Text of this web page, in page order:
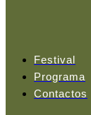
Festival
Programa
Contactos